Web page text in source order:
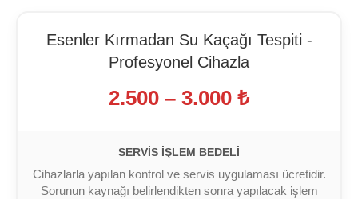
Esenler Kırmadan Su Kaçağı Tespiti -
Profesyonel Cihazla
2.500 – 3.000 ₺
SERVIS İŞLEM BEDELI
Cihazlarla yapılan kontrol ve servis uygulaması ücretidir.
Sorunun kaynağı belirlendikten sonra yapılacak işlem